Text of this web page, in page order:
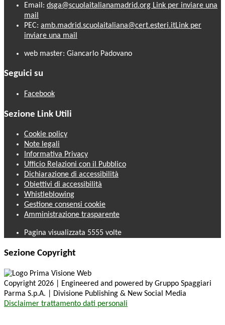
Email: dsga@scuolaitalianamadrid.org Link per inviare una
mail
PEC: amb.madrid.scuolaitaliana@cert.esteri.itLink per
inviare una mail
web master: Giancarlo Padovano
Seguici su
Facebook
Sezione Link Utili
Cookie policy
Note legali
Informativa Privacy
Ufficio Relazioni con il Pubblico
Dichiarazione di accessibilità
Obiettivi di accessibilità
Whistleblowing
Gestione consensi cookie
Amministrazione trasparente
Pagina visualizzata 5555 volte
Sezione Copyright
Copyright 2026 | Engineered and powered by Gruppo Spaggiari
Parma S.p.A. | Divisione Publishing & New Social Media
Disclaimer trattamento dati personali